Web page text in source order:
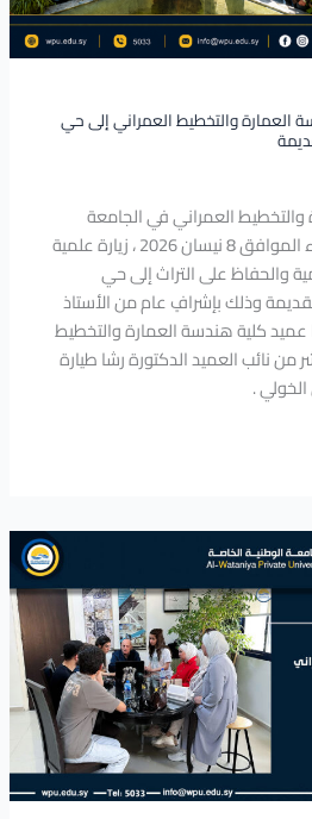
العمارة والتخطيط العمراني إلى حي
العمراني في الجامعة
الوطنية الخاصة ، يوم الأربعاء الموافق 8 نيسان 2026 ، زيارة علمية
والحفاظ على التراث إلى حي
وذلك بإشرافٍ عام من الأستاذ
عميد كلية هندسة العمارة والتخطيط
نائب العميد الدكتورة رشا طيارة
.